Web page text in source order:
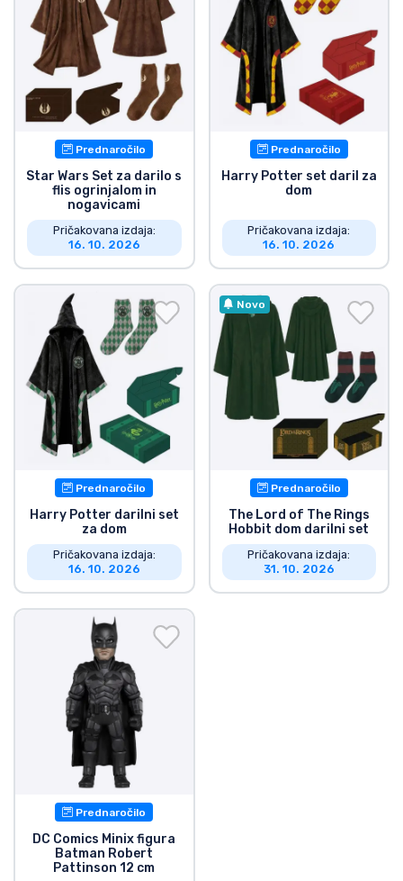
Prednaročilo
Star Wars Set za darilo s
flis ogrinjalom in
nogavicami
Pričakovana izdaja:
16. 10. 2026
Prednaročilo
Harry Potter set daril za
dom
Pričakovana izdaja:
16. 10. 2026
Prednaročilo
Harry Potter darilni set
za dom
Pričakovana izdaja:
16. 10. 2026
Novo
Prednaročilo
The Lord of The Rings
Hobbit dom darilni set
Pričakovana izdaja:
31. 10. 2026
Prednaročilo
DC Comics Minix figura
Batman Robert
Pattinson 12 cm